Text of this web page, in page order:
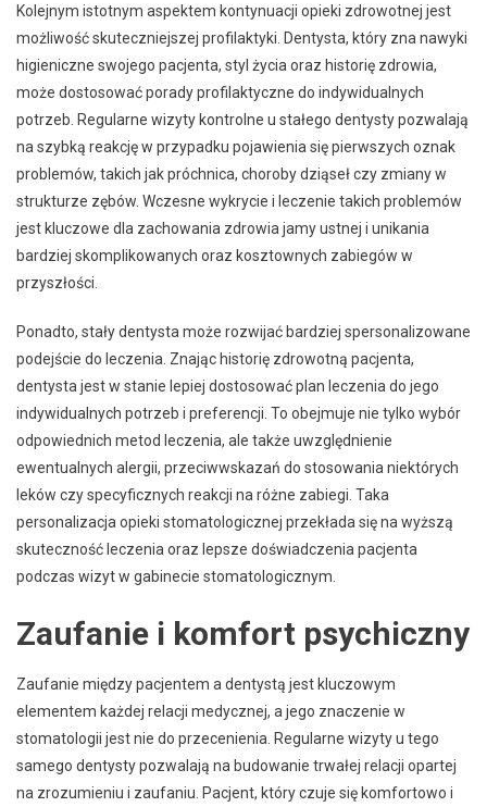
Kolejnym istotnym aspektem kontynuacji opieki zdrowotnej jest
możliwość skuteczniejszej profilaktyki. Dentysta, który zna nawyki
higieniczne swojego pacjenta, styl życia oraz historię zdrowia,
może dostosować porady profilaktyczne do indywidualnych
potrzeb. Regularne wizyty kontrolne u stałego dentysty pozwalają
na szybką reakcję w przypadku pojawienia się pierwszych oznak
problemów, takich jak próchnica, choroby dziąseł czy zmiany w
strukturze zębów. Wczesne wykrycie i leczenie takich problemów
jest kluczowe dla zachowania zdrowia jamy ustnej i unikania
bardziej skomplikowanych oraz kosztownych zabiegów w
przyszłości.
Ponadto, stały dentysta może rozwijać bardziej spersonalizowane
podejście do leczenia. Znając historię zdrowotną pacjenta,
dentysta jest w stanie lepiej dostosować plan leczenia do jego
indywidualnych potrzeb i preferencji. To obejmuje nie tylko wybór
odpowiednich metod leczenia, ale także uwzględnienie
ewentualnych alergii, przeciwwskazań do stosowania niektórych
leków czy specyficznych reakcji na różne zabiegi. Taka
personalizacja opieki stomatologicznej przekłada się na wyższą
skuteczność leczenia oraz lepsze doświadczenia pacjenta
podczas wizyt w gabinecie stomatologicznym.
Zaufanie i komfort psychiczny
Zaufanie między pacjentem a dentystą jest kluczowym
elementem każdej relacji medycznej, a jego znaczenie w
stomatologii jest nie do przecenienia. Regularne wizyty u tego
samego dentysty pozwalają na budowanie trwałej relacji opartej
na zrozumieniu i zaufaniu. Pacjent, który czuje się komfortowo i